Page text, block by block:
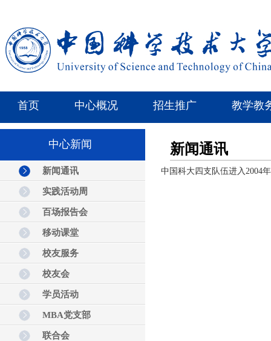
首页 中心概况 招生推广 教学教
中心新闻
新闻通讯
实践活动周
百场报告会
移动课堂
校友服务
校友会
学员活动
MBA党支部
联合会
新闻通讯
中国科大四支队伍进入2004